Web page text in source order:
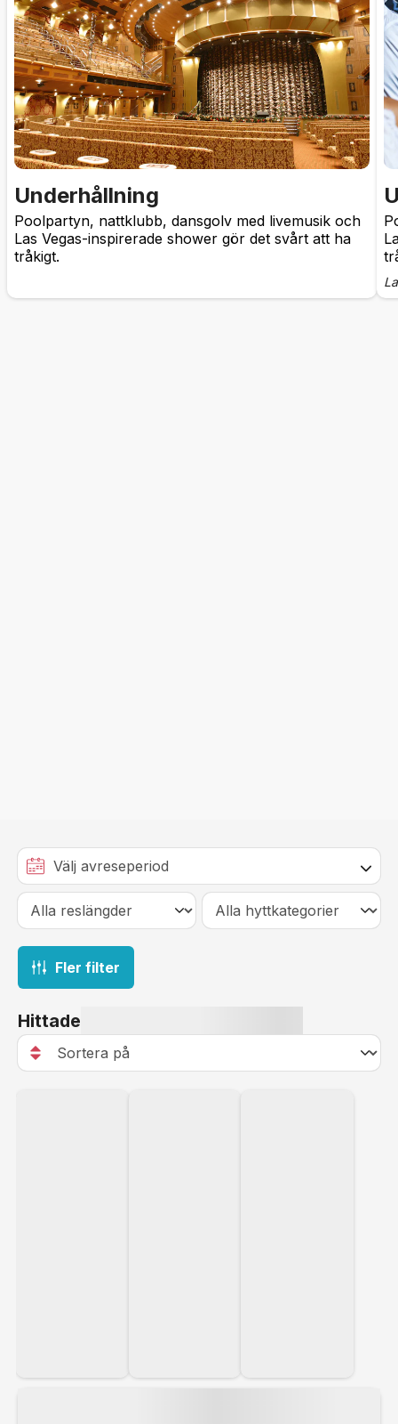
Underhållning
Poolpartyn, nattklubb, dansgolv med livemusik och
Las Vegas-inspirerade shower gör det svårt att ha
tråkigt.
Fler filter
Hittade